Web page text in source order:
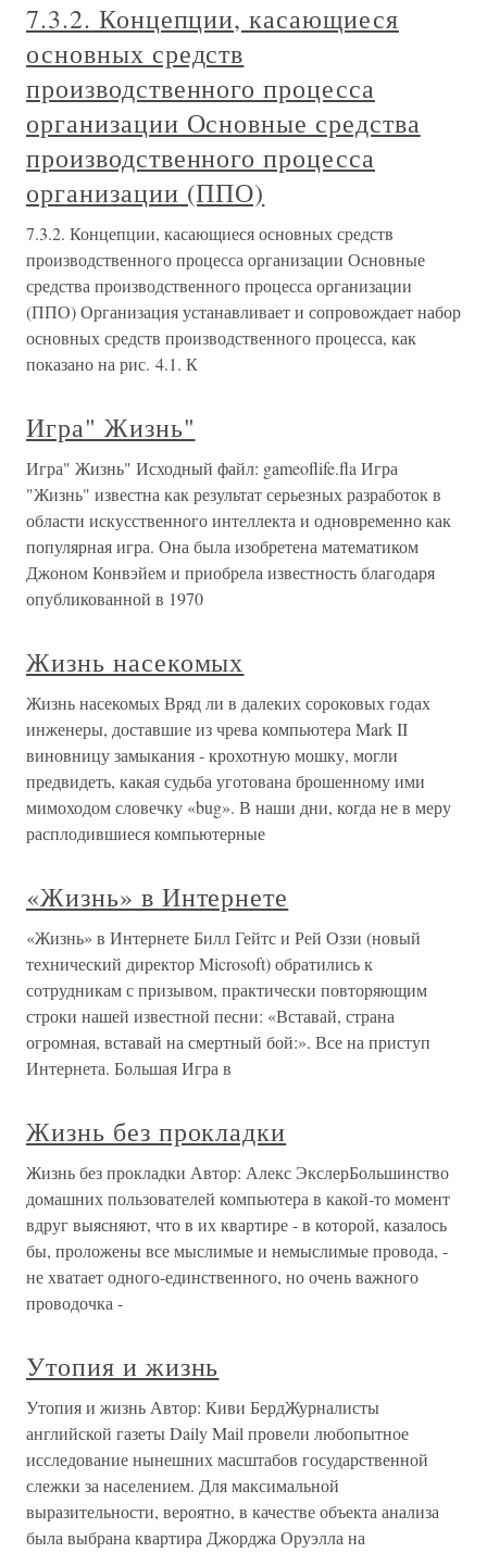
7.3.2. Концепции, касающиеся
основных средств
производственного процесса
организации Основные средства
производственного процесса
организации (ППО)
7.3.2. Концепции, касающиеся основных средств
производственного процесса организации Основные
средства производственного процесса организации
(ППО) Организация устанавливает и сопровождает набор
основных средств производственного процесса, как
показано на рис. 4.1. К
Игра" Жизнь"
Игра" Жизнь" Исходный файл: gameoflife.fla Игра
"Жизнь" известна как результат серьезных разработок в
области искусственного интеллекта и одновременно как
популярная игра. Она была изобретена математиком
Джоном Конвэйем и приобрела известность благодаря
опубликованной в 1970
Жизнь насекомых
Жизнь насекомых Вряд ли в далеких сороковых годах
инженеры, доставшие из чрева компьютера Mark II
виновницу замыкания - крохотную мошку, могли
предвидеть, какая судьба уготована брошенному ими
мимоходом словечку «bug». В наши дни, когда не в меру
расплодившиеся компьютерные
«Жизнь» в Интернете
«Жизнь» в Интернете Билл Гейтс и Рей Оззи (новый
технический директор Microsoft) обратились к
сотрудникам с призывом, практически повторяющим
строки нашей известной песни: «Вставай, страна
огромная, вставай на смертный бой:». Все на приступ
Интернета. Большая Игра в
Жизнь без прокладки
Жизнь без прокладки Автор: Алекс ЭкслерБольшинство
домашних пользователей компьютера в какой-то момент
вдруг выясняют, что в их квартире - в которой, казалось
бы, проложены все мыслимые и немыслимые провода, -
не хватает одного-единственного, но очень важного
проводочка -
Утопия и жизнь
Утопия и жизнь Автор: Киви БердЖурналисты
английской газеты Daily Mail провели любопытное
исследование нынешних масштабов государственной
слежки за населением. Для максимальной
выразительности, вероятно, в качестве объекта анализа
была выбрана квартира Джорджа Оруэлла на